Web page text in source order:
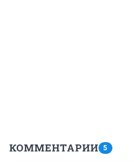
КОММЕНТАРИИ 5